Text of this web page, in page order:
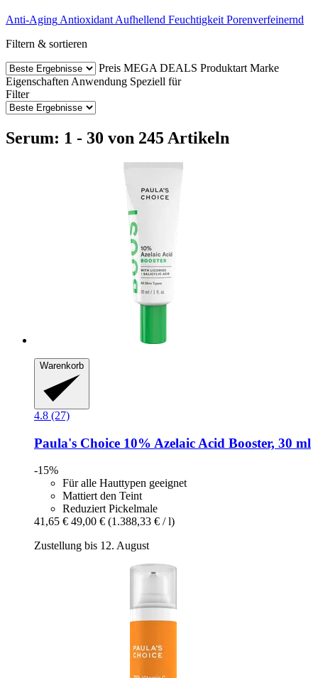
Anti-Aging Antioxidant Aufhellend Feuchtigkeit Porenverfeinernd
Filtern & sortieren
Preis MEGA DEALS Produktart Marke
Eigenschaften Anwendung Speziell für
Filter
Serum: 1 - 30 von 245 Artikeln
Warenkorb
4.8 (27)
Paula's Choice 10% Azelaic Acid Booster, 30 ml
-15%
Für alle Hauttypen geeignet
Mattiert den Teint
Reduziert Pickelmale
41,65 € 49,00 € (1.388,33 € / l)
Zustellung bis 12. August